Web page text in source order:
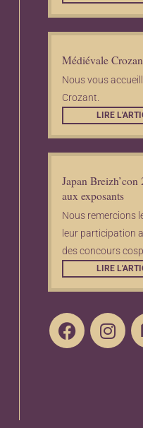
Médiévale
Nous vous
Crozant.
LIRE
Japan
aux exposants
Nous remercions
leur participation
des concours
LIRE